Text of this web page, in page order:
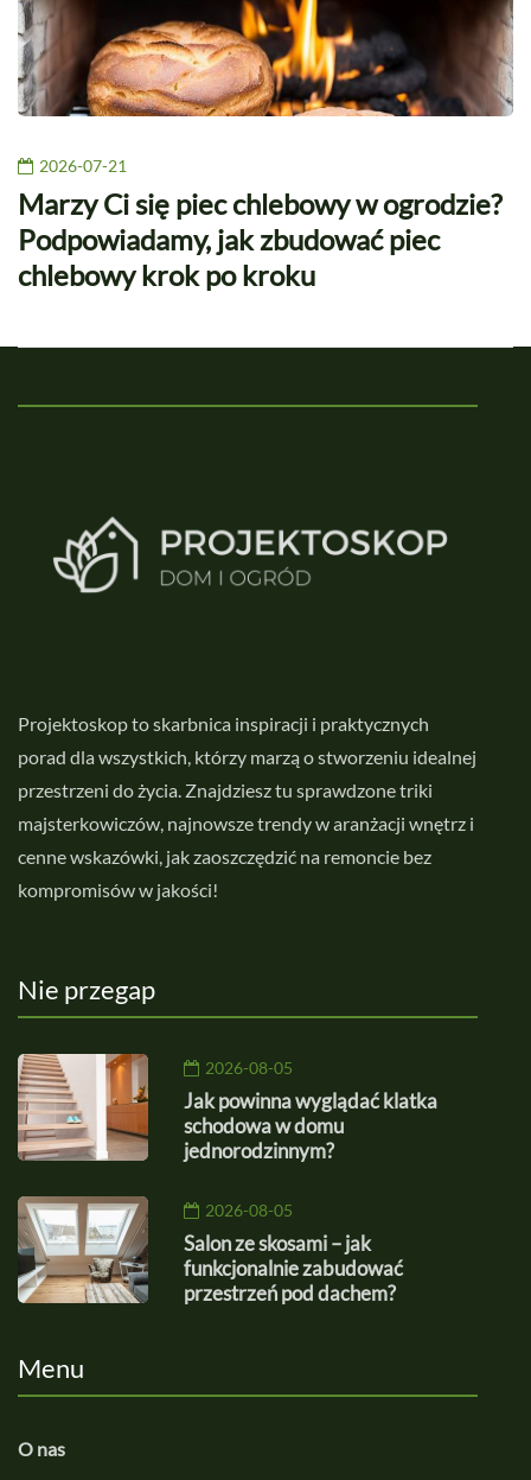
2026-07-21
Marzy Ci się piec chlebowy w ogrodzie?
Podpowiadamy, jak zbudować piec
chlebowy krok po kroku
Projektoskop to skarbnica inspiracji i praktycznych
porad dla wszystkich, którzy marzą o stworzeniu idealnej
przestrzeni do życia. Znajdziesz tu sprawdzone triki
majsterkowiczów, najnowsze trendy w aranżacji wnętrz i
cenne wskazówki, jak zaoszczędzić na remoncie bez
kompromisów w jakości!
Nie przegap
2026-08-05
Jak powinna wyglądać klatka
schodowa w domu
jednorodzinnym?
2026-08-05
Salon ze skosami – jak
funkcjonalnie zabudować
przestrzeń pod dachem?
Menu
O nas